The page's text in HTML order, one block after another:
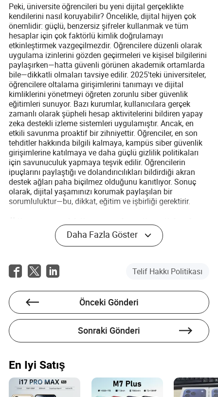
Peki, üniversite öğrencileri bu yeni dijital gerçeklikte
kendilerini nasıl koruyabilir? Öncelikle, dijital hijyen çok
önemlidir: güçlü, benzersiz şifreler kullanmak ve tüm
hesaplar için çok faktörlü kimlik doğrulamayı
etkinleştirmek vazgeçilmezdir. Öğrencilere düzenli olarak
uygulama izinlerini gözden geçirmeleri ve kişisel bilgilerini
paylaşırken—hatta güvenli görünen akademik ortamlarda
bile—dikkatli olmaları tavsiye edilir. 2025'teki üniversiteler,
öğrencilere oltalama girişimlerini tanımayı ve dijital
kimliklerini yönetmeyi öğreten zorunlu siber güvenlik
eğitimleri sunuyor. Bazı kurumlar, kullanıcılara gerçek
zamanlı olarak şüpheli hesap aktivitelerini bildiren yapay
zeka destekli izleme sistemleri uygulamıştır. Ancak, en
etkili savunma proaktif bir zihniyettir. Öğrenciler, en son
tehditler hakkında bilgili kalmaya, kampüs siber güvenlik
girişimlerine katılmaya ve daha güçlü gizlilik politikaları
için savunuculuk yapmaya teşvik edilir. Öğrencilerin
ipuçlarını paylaştığı ve dolandırıcılıkları bildirdiği akran
destek ağları paha biçilmez olduğunu kanıtlıyor. Sonuç
olarak, dijital yaşamınızı korumak paylaşılan bir
sorumluluktur—bu, dikkat, eğitim ve işbirliği gerektirir.
Öğrenci Gizliliğinin Geleceği: Eğilimler
ve Beklentiler
karmaşık hale gelecek. Kuantum bilişim, gelişmiş
biyometri ve her yerde bulunan yapay zeka gibi bir sonraki
getirecek. Üniversiteler, öğrencilerin kendi verilerini kontrol
ettiği ve ihtiyaç duyulduğunda erişim izni verdiği merkezi
olmayan kimlik çözümlerini araştırıyor. Homomorfik
şifreleme ve federated learning gibi gizliliği artıran
teknolojiler, bireysel gizliliği tehlikeye atmadan veri analizi
yapılmasına olanak tanımak için test ediliyor. Aynı
gelişiyor, ancak küresel standartlar hala parçalı. Geleceğin
öğrencileri sadece teknoloji konusunda bilgili değil, aynı
zamanda haklarının farkında olmalı, hem kurumlardan
hem de teknoloji sağlayıcılarından şeffaflık ve hesap
Daha Fazla Göster
Telif Hakkı Politikası
Önceki Gönderi
Sonraki Gönderi
En Iyi Satış